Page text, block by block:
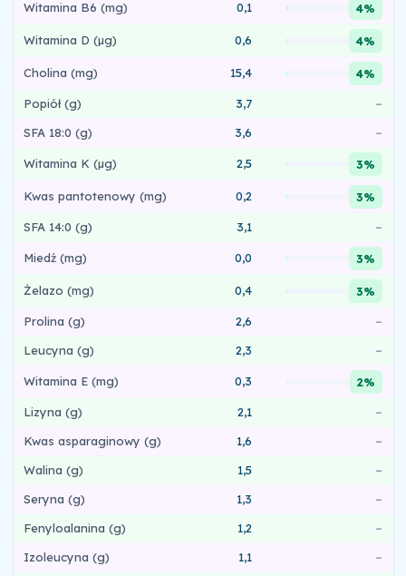
Witamina B6 (mg) 0,1 4%
Witamina D (µg) 0,6 4%
Cholina (mg) 15,4 4%
Popiół (g) 3,7
–
SFA 18:0 (g)
3,6 –
Witamina K (µg) 2,5 3%
Kwas pantotenowy (mg) 0,2 3%
SFA 14:0 (g) 3,1 –
Miedź (mg) 0,0 3%
Żelazo (mg) 0,4 3%
Prolina (g) 2,6
–
Leucyna (g)
2,3 –
Witamina E (mg) 0,3 2%
Lizyna (g) 2,1
–
Kwas asparaginowy (g)
1,6
–
Walina (g)
1,5
–
Seryna (g)
1,3
–
Fenyloalanina (g)
1,2
–
Izoleucyna (g)
1,1
–